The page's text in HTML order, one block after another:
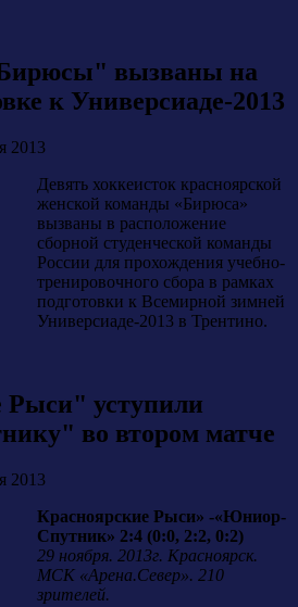
вызваны на
к Универсиаде-2013
2013
Девять хоккеисток красноярской
женской команды «Бирюса»
вызваны в расположение
сборной студенческой команды
России для прохождения учебно-
тренировочного сбора в рамках
подготовки к Всемирной зимней
Универсиаде-2013 в Трентино.
Рыси" уступили
во втором матче
2013
Красноярские Рыси» -«Юниор-
Спутник» 2:4 (0:0, 2:2, 0:2)
29 ноября. 2013г. Красноярск.
МСК «Арена.Север». 210
зрителей.